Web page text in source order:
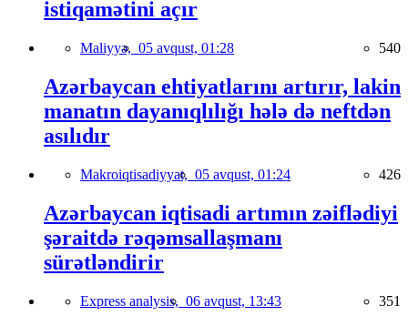
istiqamətini açır
Maliyyə, 05 avqust, 01:28 540
Azərbaycan ehtiyatlarını artırır, lakin
manatın dayanıqlılığı hələ də neftdən
asılıdır
Makroiqtisadiyyat, 05 avqust, 01:24 426
Azərbaycan iqtisadi artımın zəiflədiyi
şəraitdə rəqəmsallaşmanı
sürətləndirir
Express analysis, 06 avqust, 13:43 351